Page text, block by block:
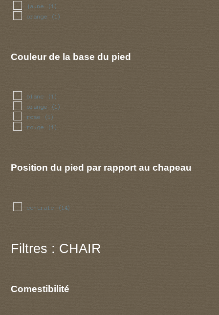
jaune (1)
orange (1)
Couleur de la base du pied
blanc (1)
orange (1)
rose (1)
rouge (1)
Position du pied par rapport au chapeau
centrale (14)
Filtres : CHAIR
Comestibilité